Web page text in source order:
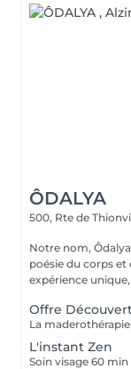
ÔDALYA
500, Rte de
Notre nom,
poésie du corps et
expérience
Offre
L'instant Zen